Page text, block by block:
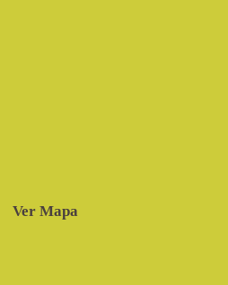
Ver Mapa